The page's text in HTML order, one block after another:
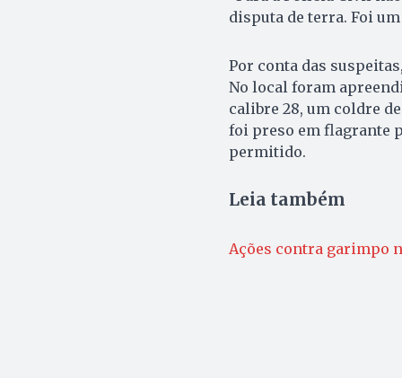
disputa de terra. Foi
Por conta das
No local foram
calibre 28, um coldre
foi preso em flagrante
permitido.
Leia também
Ações contra garimpo